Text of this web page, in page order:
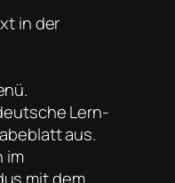
in der
Lern-
aus.
im